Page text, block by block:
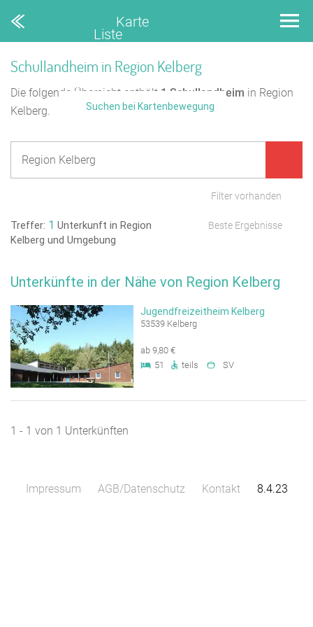
Karte
Liste
Schullandheim in Region Kelberg
Die folgende Übersicht enthält 1 Schullandheim in Region
Kelberg.
Filter vorhanden
Treffer: 1 Unterkunft in Region
Kelberg und Umgebung
Beste Ergebnisse
Unterkünfte in der Nähe von Region Kelberg
Jugendfreizeitheim Kelberg
53539 Kelberg
ab 9,80 €
51
teils SV
1 - 1 von 1 Unterkünften
Suchen bei Kartenbewegung
Impressum AGB/Datenschutz Kontakt 8.4.23